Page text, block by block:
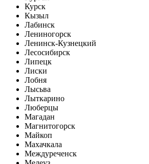
Курск
Кызыл
Лабинск
Лениногорск
Ленинск-Кузнецкий
Лесосибирск
Липецк
Лиски
Лобня
Лысьва
Лыткарино
Люберцы
Магадан
Магнитогорск
Майкоп
Махачкала
Междуреченск